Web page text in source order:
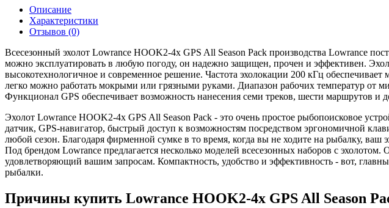
Описание
Характеристики
Отзывов (0)
Всесезонный эхолот Lowrance HOOK2-4x GPS All Season Pack производства Lowrance
можно эксплуатировать в любую погоду, он надежно защищен, прочен и эффективен.
высокотехнологичное и современное решение. Частота эхолокации 200 кГц
легко можно работать мокрыми или грязными руками. Диапазон рабочих температур от
Функционал GPS обеспечивает возможность нанесения семи треков, шести маршрутов
Эхолот Lowrance HOOK2-4x GPS All Season Pack - это очень простое рыбопоисковое
датчик, GPS-навигатор, быстрый доступ к возможностям посредством эргономичной
любой сезон. Благодаря фирменной сумке в то время, когда вы не ходите на рыбалку,
Под брендом Lowrance предлагается несколько моделей всесезонных наборов с
удовлетворяющий вашим запросам. Компактность, удобство и эффективность - вот,
рыбалки.
Причины купить Lowrance HOOK2-4x GPS All Season